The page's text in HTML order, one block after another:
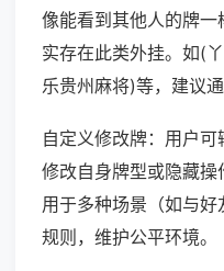
像能看到其他人的牌
实存在此类外挂。如(
乐贵州麻将)等，建议
自定义修改牌：用户可
修改自身牌型或隐藏操
用于多种场景（如与
规则，维护公平环境。